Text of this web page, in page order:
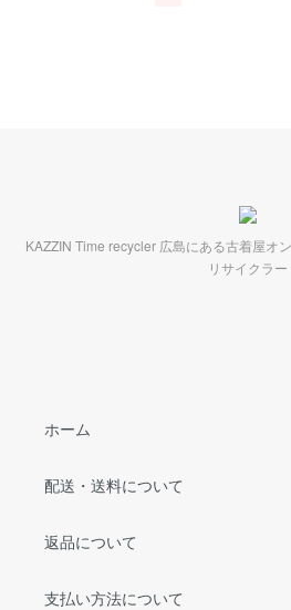
KAZZIN Time recycler 広島にある古着屋オ
リサイクラー
ホーム
配送・送料について
返品について
支払い方法について